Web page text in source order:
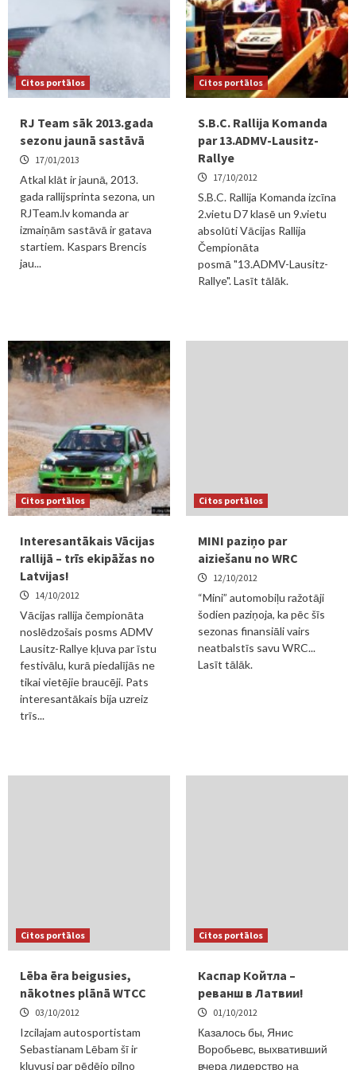
Citos portālos
RJ Team sāk 2013.gada
sezonu jaunā sastāvā
17/01/2013
Atkal klāt ir jaunā, 2013.
gada rallijsprinta sezona, un
RJTeam.lv komanda ar
izmaiņām sastāvā ir gatava
startiem. Kaspars Brencis
jau...
Citos portālos
S.B.C. Rallija Komanda
par 13.ADMV-Lausitz-
Rallye
17/10/2012
S.B.C. Rallija Komanda izcīna
2.vietu D7 klasē un 9.vietu
absolūti Vācijas Rallija
Čempionāta
posmā "13.ADMV-Lausitz-
Rallye". Lasīt tālāk.
Citos portālos
Interesantākais Vācijas
rallijā – trīs ekipāžas no
Latvijas!
14/10/2012
Vācijas rallija čempionāta
noslēdzošais posms ADMV
Lausitz-Rallye kļuva par īstu
festivālu, kurā piedalījās ne
tikai vietējie braucēji. Pats
interesantākais bija uzreiz
trīs...
Citos portālos
MINI paziņo par
aiziešanu no WRC
12/10/2012
“Mini” automobiļu ražotāji
šodien paziņoja, ka pēc šīs
sezonas finansiāli vairs
neatbalstīs savu WRC...
Lasīt tālāk.
Citos portālos
Lēba ēra beigusies,
nākotnes plānā WTCC
03/10/2012
Izcilajam autosportistam
Sebastianam Lēbam šī ir
kļuvusi par pēdējo pilno
Citos portālos
Каспар Койтла –
реванш в Латвии!
01/10/2012
Казалось бы, Янис
Воробьевс, выхвативший
вчера лидерство на